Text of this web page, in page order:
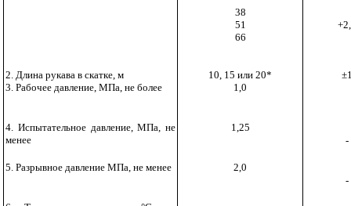
38
51
66
2. Длина рукава в скатке, м 10, 15 или 20*
3. Рабочее давление, МПа, не более
1,0
4. Испытательное давление, МПа, не
менее
1,25
-
5. Разрывное давление МПа, не менее
2,0
-